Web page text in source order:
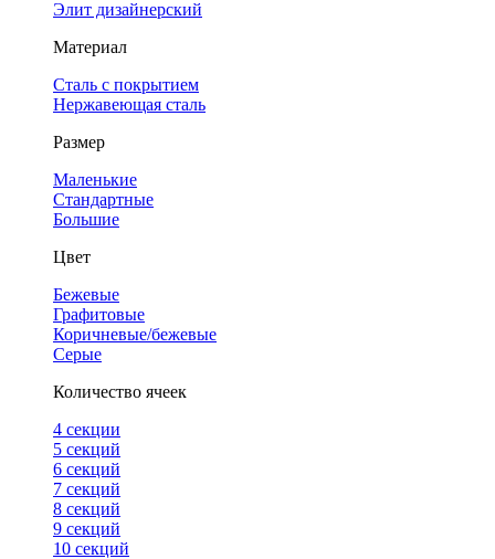
Элит дизайнерский
Материал
Сталь с покрытием
Нержавеющая сталь
Размер
Маленькие
Стандартные
Большие
Цвет
Бежевые
Графитовые
Коричневые/бежевые
Серые
Количество ячеек
4 cекции
5 секций
6 секций
7 секций
8 секций
9 секций
10 секций